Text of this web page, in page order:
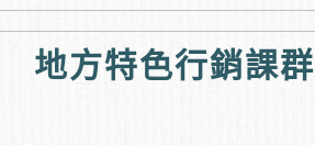
地方特色行銷課群